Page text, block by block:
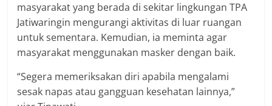
masyarakat yang berada di sekitar lingkungan TPA
Jatiwaringin mengurangi aktivitas di luar ruangan
untuk sementara. Kemudian, ia meminta agar
masyarakat menggunakan masker dengan baik.
“Segera memeriksakan diri apabila mengalami
sesak napas atau gangguan kesehatan lainnya,”